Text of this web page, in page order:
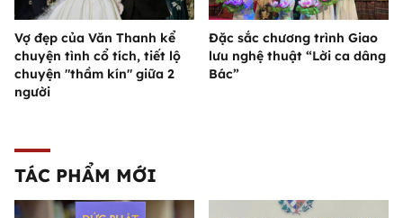
Vợ đẹp của Văn Thanh kể
chuyện tình cổ tích, tiết lộ
chuyện "thầm kín" giữa 2
người
Đặc sắc chương trình Giao
lưu nghệ thuật “Lời ca dâng
Bác”
TÁC PHẨM MỚI